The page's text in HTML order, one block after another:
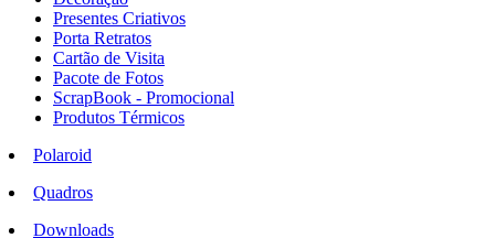
Presentes Criativos
Porta Retratos
Cartão de Visita
Pacote de Fotos
ScrapBook - Promocional
Produtos Térmicos
Polaroid
Quadros
Downloads